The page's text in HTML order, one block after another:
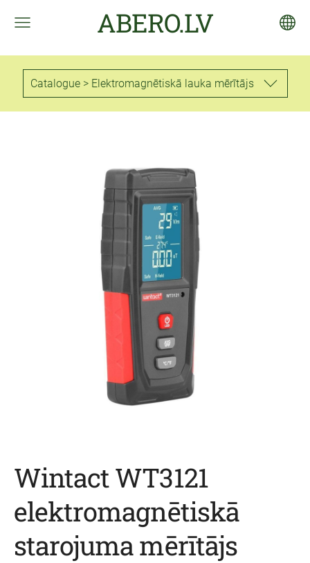
ABERO.LV
Catalogue > Elektromagnētiskā lauka mērītājs
Wintact WT3121
elektromagnētiskā
starojuma mērītājs